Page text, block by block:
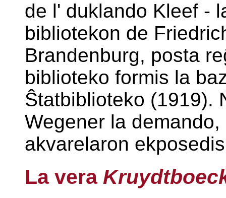
de l' duklando Kleef -
bibliotekon de
Brandenburg, posta
biblioteko formis la
Ŝtatbiblioteko (1919).
Wegener la
akvarelaron
La vera